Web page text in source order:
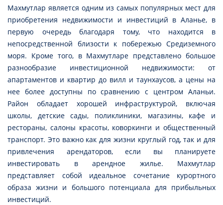
Махмутлар является одним из самых популярных мест для
приобретения недвижимости и инвестиций в Аланье, в
первую очередь благодаря тому, что находится в
непосредственной близости к побережью Средиземного
моря. Кроме того, в Махмутларе представлено большое
разнообразие инвестиционной недвижимости: от
апартаментов и квартир до вилл и таунхаусов, а цены на
нее более доступны по сравнению с центром Аланьи.
Район обладает хорошей инфраструктурой, включая
школы, детские сады, поликлиники, магазины, кафе и
рестораны, салоны красоты, коворкинги и общественный
транспорт. Это важно как для жизни круглый год, так и для
привлечения арендаторов, если вы планируете
инвестировать в арендное жилье. Махмутлар
представляет собой идеальное сочетание курортного
образа жизни и большого потенциала для прибыльных
инвестиций.